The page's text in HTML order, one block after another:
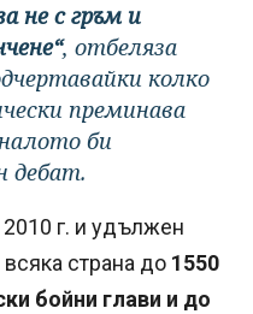
не с гръм и
, отбеляза
колко
преминава
би
дебат.
г. и удължен
страна до 1550
бойни глави и до